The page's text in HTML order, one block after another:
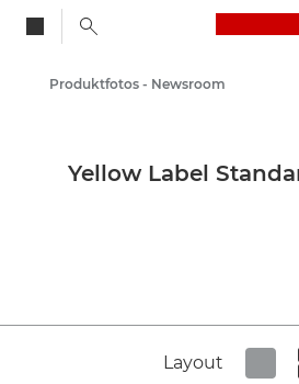
Newsroom
Produktfotos - Newsroom
Yellow Label
Layout